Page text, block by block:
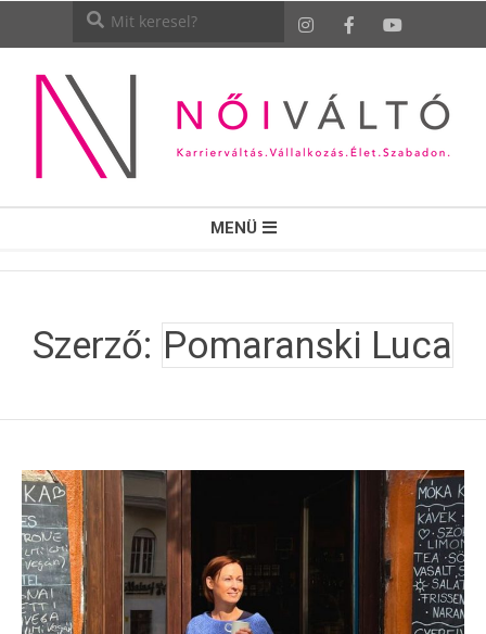
NŐI
VÁLTÓ
MENÜ
Szerző: Pomaranski Luca